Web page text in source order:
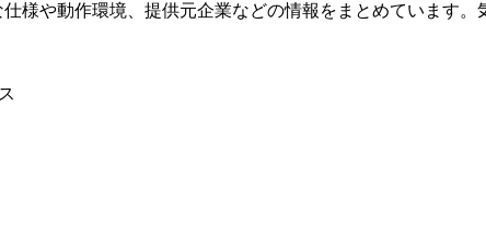
様や動作環境、提供元企業などの情報をまとめています。